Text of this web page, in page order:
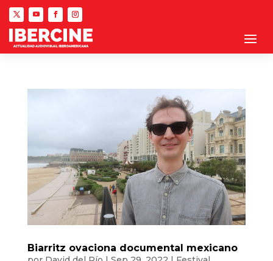
Biarritz ovaciona documental mexicano